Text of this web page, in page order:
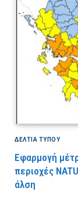
ΔΕΛΤΙΑ ΤΥΠΟΥ
Εφαρμογή
περιοχές
άλση